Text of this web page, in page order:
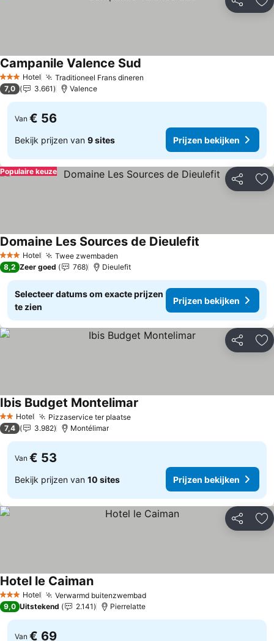
Delen
3 SterrenHotel Traditioneel Frans dineren
Campanile Valence Sud
7,0 3.661 Valence
Van € 56
Bekijk prijzen van 9 sites Prijzen bekijken
Delen
Populaire keuze
3 SterrenHotel Twee zwembaden
Domaine Les Sources de Dieulefit
8,2 Zeer goed 768 Dieulefit
Selecteer datums om exacte prijzen
te zien
Prijzen bekijken
Delen
2 Sterren
Hotel Pizzaservice ter plaatsePrijzen bekijken
Ibis Budget Montelimar
7,4 3.982 Montélimar
Van € 53
Bekijk prijzen van 10 sites Prijzen bekijken
Delen
3 SterrenHotel Verwarmd buitenzwembadPrijzen bekijken
Hotel le CaimanPrijzen bekijken
9,0 Uitstekend 2.141 Pierrelatte
Van € 69